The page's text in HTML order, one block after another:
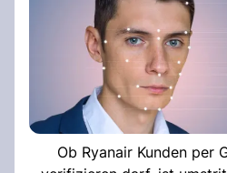
Ob Ryanair Kunden per